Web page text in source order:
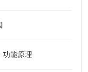
功能原理